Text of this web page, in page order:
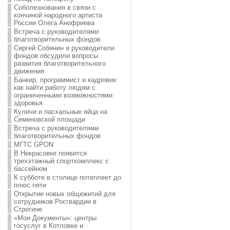
Соболезнования в связи с
кончиной народного артиста
России Олега Анофриева
Встреча с руководителями
благотворительных фондов
Сергей Собянин и руководители
фондов обсудили вопросы
развития благотворительного
движения
Банкир, программист и кадровик:
как найти работу людям с
ограниченными возможностями
здоровья
Куличи и пасхальные яйца на
Семеновской площади
Встреча с руководителями
благотворительных фондов
МГТС GPON
В Некрасовке появится
трехэтажный спорткомплекс с
бассейном
К субботе в столице потеплеет до
плюс пяти
Открытие новых общежитий для
сотрудников Росгвардии в
Строгине
«Мои Документы»: центры
госуслуг в Котловке и